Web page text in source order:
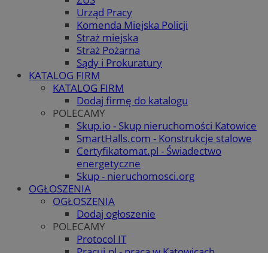
Urząd Pracy
Komenda Miejska Policji
Straż miejska
Straż Pożarna
Sądy i Prokuratury
KATALOG FIRM
KATALOG FIRM
Dodaj firmę do katalogu
POLECAMY
Skup.io - Skup nieruchomości Katowice
SmartHalls.com - Konstrukcje stalowe
Certyfikatomat.pl - Świadectwo
energetyczne
Skup - nieruchomosci.org
OGŁOSZENIA
OGŁOSZENIA
Dodaj ogłoszenie
POLECAMY
Protocol IT